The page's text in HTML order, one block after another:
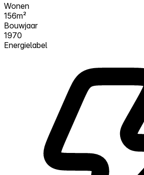
Wonen
156m²
Bouwjaar
1970
Energielabel